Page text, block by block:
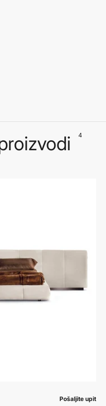
4
Prodavač:
Pošaljite upit